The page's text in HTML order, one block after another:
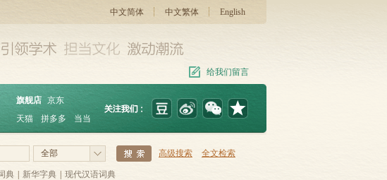
中文简体 中文繁体 English
给我们留言
旗舰店 京东
天猫
拼多多 当当
全部 高级搜索 全文检索
典 新华字典 现代汉语词典